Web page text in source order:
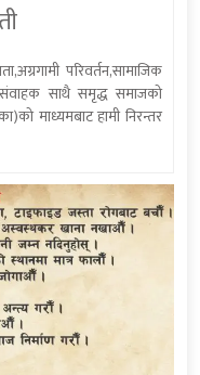
परिवर्तन,सामाजिक
साथै समृद्ध समाजको
माध्यमबाट हामी निरन्तर